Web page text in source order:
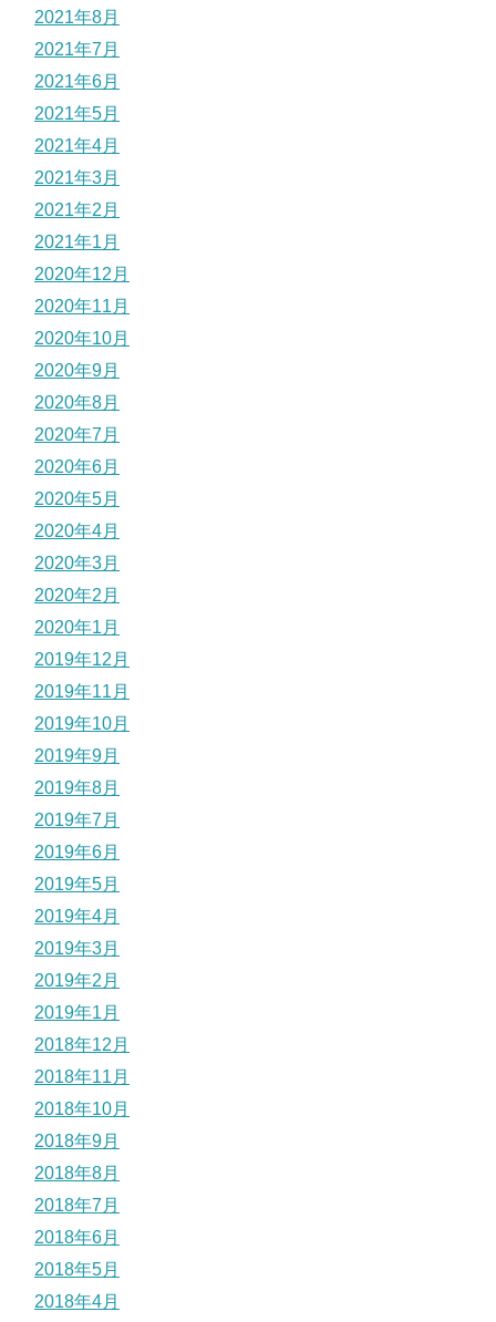
2021年8月
2021年7月
2021年6月
2021年5月
2021年4月
2021年3月
2021年2月
2021年1月
2020年12月
2020年11月
2020年10月
2020年9月
2020年8月
2020年7月
2020年6月
2020年5月
2020年4月
2020年3月
2020年2月
2020年1月
2019年12月
2019年11月
2019年10月
2019年9月
2019年8月
2019年7月
2019年6月
2019年5月
2019年4月
2019年3月
2019年2月
2019年1月
2018年12月
2018年11月
2018年10月
2018年9月
2018年8月
2018年7月
2018年6月
2018年5月
2018年4月